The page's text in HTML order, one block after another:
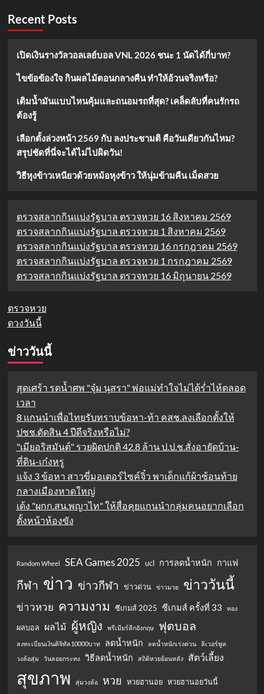
แจ้ง
ได้
ก่อน
หนี
Recent Posts
เปิดเงินรางวัลวอลเลย์บอล VNL 2026 ชนะ 1 นัดได้กี่บาท?
ไขข้อข้องใจ กินผลไม้ตอนกลางคืน ทำให้อ้วนจริงหรือ?
เติมน้ำมันแบบไหนคุ้มและถนอมรถที่สุด? เคล็ดลับที่คนรักรถ
ต้องรู้
เลือกตั้งล่วงหน้า 2569 กับ ลงประชามติ คือวันเดียวกันไหม?
สรุปชัดที่นี่จะได้ไม่ไปผิดวัน!
วิธีหุงข้าวเหนียวด้วยหม้อหุงข้าว ให้นุ่มข้ามคืน เม็ดสวย
ตรวจสลากกินแบ่งรัฐบาล ตรวจหวย 16 สิงหาคม 2569
ตรวจสลากกินแบ่งรัฐบาล ตรวจหวย 1 สิงหาคม 2569
ตรวจสลากกินแบ่งรัฐบาล ตรวจหวย 16 กรกฎาคม 2569
ตรวจสลากกินแบ่งรัฐบาล ตรวจหวย 1 กรกฎาคม 2569
ตรวจสลากกินแบ่งรัฐบาล ตรวจหวย 16 มิถุนายน 2569
ตรวจหวย
ดวงวันนี้
ข่าววันนี้
สุดเศร้า รดน้ำศพ "จุ๋ม นุสรา" พ่อแม่ทำใจไม่ได้ร่ำไห้ตลอด
เวลา
8 แกนนำเพื่อไทยรับทราบข้อหา-ท้า คสช.ลงเลือกตั้งให้
ปชช.ตัดสิน 4 ปีดีจริงหรือไม่?
"เมียอริสมันต์" รวยผิดปกติ 42.8 ล้าน ป.ป.ช.สั่งอายัดบ้าน-
ที่ดิน-เก๋งหรู
แจ้ง 3 ข้อหา สาวขี่มอเตอร์ไซค์จิ๋ว พาเด็กแก้ผ้าซ้อนท้าย
กลางเมืองหาดใหญ่
เด้ง "ผกก.สน.พญาไท" ให้สื่อคุยแกนนำกลุ่มคนอยากเลือก
ตั้งหน้าห้องขัง
Random Wheel SEA Games 2025 ucl การลดน้ำหนัก กาแฟ
กีฬา ข่าว ข่าวกีฬา ข่าวด่วน ข่าวมวย ข่าววันนี้
ข่าวหวย ความงาม ซีเกมส์ 2025 ซีเกมส์ ครั้งที่ 33 ทอง
ผลบอล ผลไม้ ผู้หญิง พรีเมียร์ลีกอังกฤษ ฟุตบอล
ลงทะเบียนเงินดิจิทัล10000บาท ลดน้ำหนัก ลดน้ำหนักเร่งด่วน
ลิเวอร์พูล
วงล้อสุ่ม
วันลอยกระทง วิธีลดน้ำหนัก สถิติหวยย้อนหลัง สัตว์เลี้ยง
สุขภาพ สุ่มวงล้อ หวย หวยฮานอย หวยฮานอยวันนี้